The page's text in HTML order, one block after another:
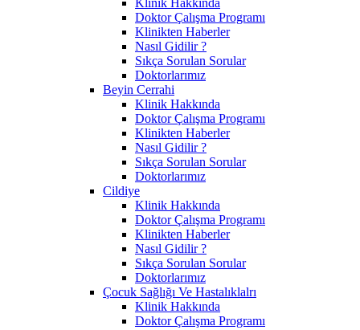
Doktor Çalışma Programı
Klinikten Haberler
Nasıl Gidilir ?
Sıkça Sorulan Sorular
Doktorlarımız
Beyin Cerrahi
Klinik Hakkında
Doktor Çalışma Programı
Klinikten Haberler
Nasıl Gidilir ?
Sıkça Sorulan Sorular
Doktorlarımız
Cildiye
Klinik Hakkında
Doktor Çalışma Programı
Klinikten Haberler
Nasıl Gidilir ?
Sıkça Sorulan Sorular
Doktorlarımız
Çocuk Sağlığı Ve Hastalıklalrı
Klinik Hakkında
Doktor Çalışma Programı